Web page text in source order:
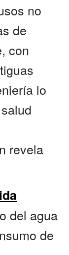
no
de
con
lo
revela
del agua
de